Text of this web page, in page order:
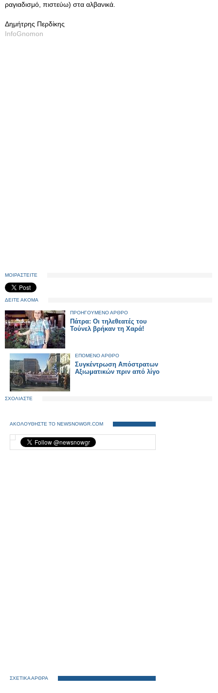
ραγιαδισμό, πιστεύω) στα αλβανικά.
Δημήτρης Περδίκης
InfoGnomon
ΜΟΙΡΑΣΤΕΙΤΕ
ΔΕΙΤΕ ΑΚΟΜΑ
ΠΡΟΗΓΟΥΜΕΝΟ ΑΡΘΡΟ
Πάτρα: Oι τηλεθεατές του
Τούνελ βρήκαν τη Χαρά!
ΕΠΟΜΕΝΟ ΑΡΘΡΟ
Συγκέντρωση Απόστρατων
Αξιωματικών πριν από λίγο
ΣΧΟΛΙΑΣΤΕ
ΑΚΟΛΟΥΘΗΣΤΕ ΤΟ NEWSNOWGR.COM
ΣΧΕΤΙΚΑ ΑΡΘΡΑ